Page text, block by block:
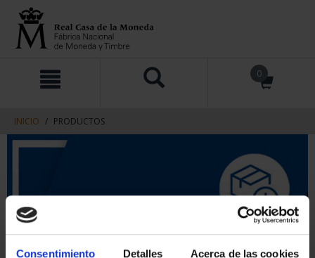
Consentimiento Detalles Acerca de las cookies
contenido
navegacin
0
INICIO PRODUCTOS